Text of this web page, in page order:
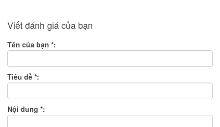
Viết đánh giá của bạn
Tên của bạn *:
Tiêu đề *:
Nội dung *: